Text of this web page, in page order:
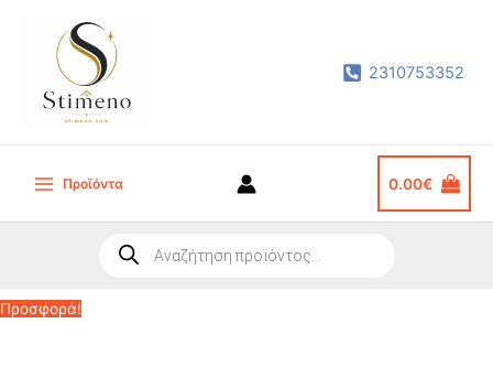
περιεχόμενο
2310753352
Main
Προϊόντα 0.00€
search
Προσφορά!